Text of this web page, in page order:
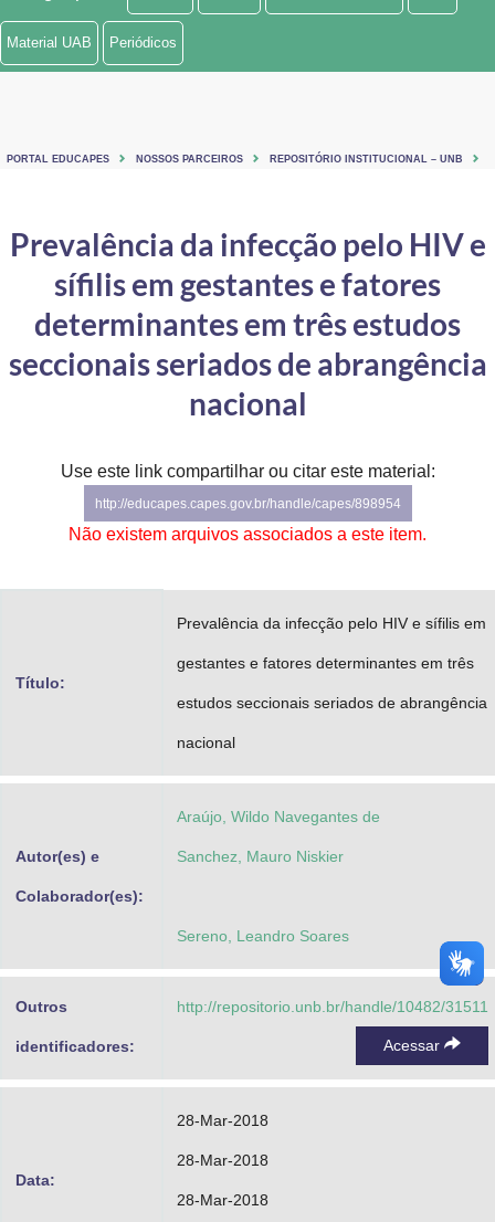
Ministério de Minas e Energia
Controladoria-Geral da União
Ministério da Mulher, da Família e dos Direitos Humanos
Secretaria-Geral
Gabinete de Segurança Institucional
Material UAB Periódicos
PORTAL EDUCAPES NOSSOS PARCEIROS REPOSITÓRIO INSTITUCIONAL – UNB
Prevalência da infecção pelo HIV e
sífilis em gestantes e fatores
determinantes em três estudos
seccionais seriados de abrangência
nacional
Use este link compartilhar ou citar este material:
http://educapes.capes.gov.br/handle/capes/898954
Não existem arquivos associados a este item.
Título:
Prevalência da infecção pelo HIV e sífilis em
gestantes e fatores determinantes em três
estudos seccionais seriados de abrangência
nacional
Autor(es) e
Colaborador(es):
Araújo, Wildo Navegantes de
Sanchez, Mauro Niskier
Sereno, Leandro Soares
Outros
identificadores:
http://repositorio.unb.br/handle/10482/31511
Acessar
Data:
28-Mar-2018
28-Mar-2018
28-Mar-2018